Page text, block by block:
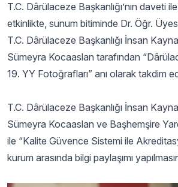
T.C. Dârülaceze Başkanlığı’nın daveti
etkinlikte, sunum bitiminde Dr. Öğr.
T.C. Dârülaceze Başkanlığı İnsan
Sümeyra Kocaaslan tarafından
19. YY Fotoğrafları” anı olarak takdim
T.C. Dârülaceze Başkanlığı İnsan
Sümeyra Kocaaslan ve Başhemşire
ile “Kalite Güvence Sistemi ile
kurum arasında bilgi paylaşımı